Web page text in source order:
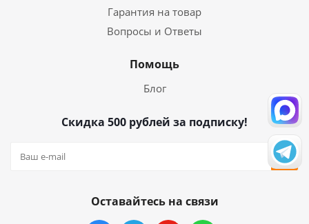
Гарантия на товар
Вопросы и Ответы
Помощь
Блог
Скидка 500 рублей за подписку!
Оставайтесь на связи